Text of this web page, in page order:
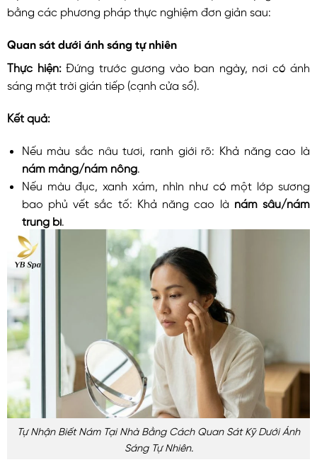
bằng các phương pháp thực nghiệm đơn giản sau:
Quan sát dưới ánh sáng tự nhiên
Thực hiện:Đứng trước gương vào ban ngày, nơi có ánh
sáng mặt trời gián tiếp (cạnh cửa sổ).
Kết quả:
Nếu màu sắc nâu tươi, ranh giới rõ: Khả năng cao là
nám mảng/nám nông.
Nếu màu đục, xanh xám, nhìn như có một lớp sương
bao phủ vết sắc tố: Khả năng cao là nám sâu/nám
trung bì.
Tự Nhận Biết Nám Tại Nhà Bằng Cách Quan Sát Kỹ Dưới Ánh
Sáng Tự Nhiên.